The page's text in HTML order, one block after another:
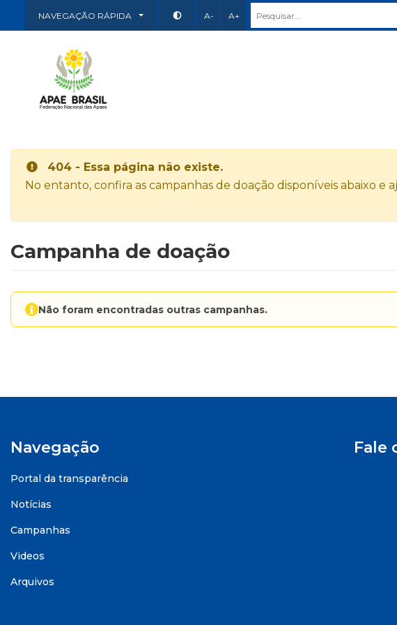
NAVEGAÇÃO RÁPIDA A- A+
404 - Essa página não existe.
No entanto, confira as campanhas de doação disponíveis abaixo e
Campanha de doação
Não foram encontradas outras campanhas.
Navegação
Portal da transparência
Notícias
Campanhas
Videos
Arquivos
Fale